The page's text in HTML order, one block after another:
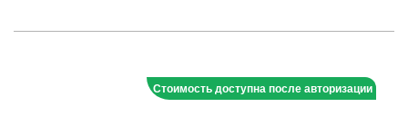
Стоимость доступна после авторизации